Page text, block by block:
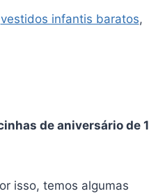
vestidos infantis baratos,
de aniversário de 1
isso, temos algumas